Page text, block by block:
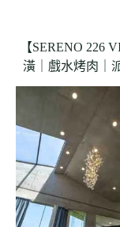
【SERENO 226
潢｜戲水烤肉｜